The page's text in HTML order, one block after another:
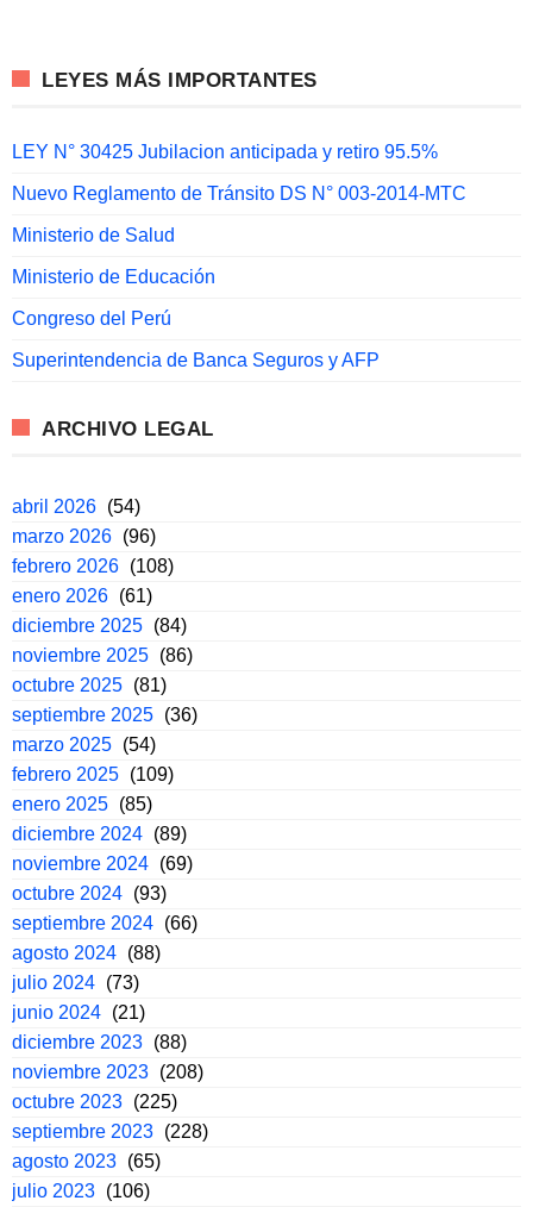
LEYES MÁS IMPORTANTES
LEY N° 30425 Jubilacion anticipada y retiro 95.5%
Nuevo Reglamento de Tránsito DS N° 003-2014-MTC
Ministerio de Salud
Ministerio de Educación
Congreso del Perú
Superintendencia de Banca Seguros y AFP
ARCHIVO LEGAL
abril 2026 (54)
marzo 2026 (96)
febrero 2026 (108)
enero 2026 (61)
diciembre 2025 (84)
noviembre 2025 (86)
octubre 2025 (81)
septiembre 2025 (36)
marzo 2025 (54)
febrero 2025 (109)
enero 2025 (85)
diciembre 2024 (89)
noviembre 2024 (69)
octubre 2024 (93)
septiembre 2024 (66)
agosto 2024 (88)
julio 2024 (73)
junio 2024 (21)
diciembre 2023 (88)
noviembre 2023 (208)
octubre 2023 (225)
septiembre 2023 (228)
agosto 2023 (65)
julio 2023 (106)